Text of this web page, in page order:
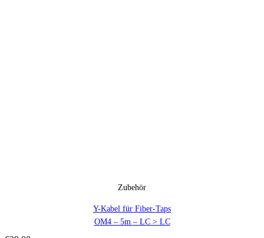
Zubehör
Y-Kabel für Fiber-Taps
OM4 – 5m – LC > LC